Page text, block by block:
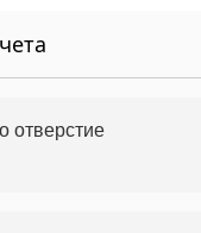
хозяйственные
отверстие